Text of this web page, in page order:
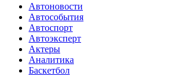
Автоновости
Автособытия
Автоспорт
Автоэксперт
Актеры
Аналитика
Баскетбол